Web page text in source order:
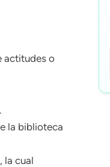
actitudes o
la biblioteca
la cual